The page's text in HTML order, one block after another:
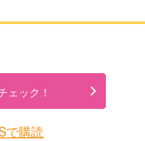
ェック！
で購読